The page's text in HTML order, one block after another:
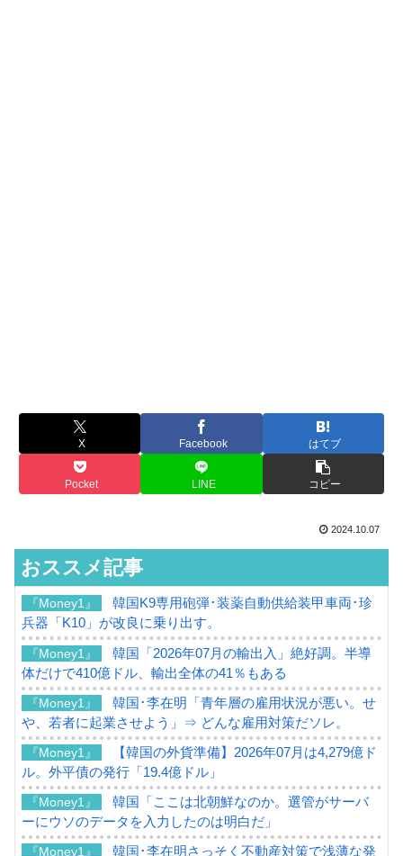
X Facebook はてブ
Pocket LINE コピー
2024.10.07
おススメ記事
『Money1』
韓国K9専用砲弾･装薬自動供給装甲車両･珍
兵器「K10」が改良に乗り出す。
『Money1』
韓国「2026年07月の輸出入」絶好調。半導
体だけで410億ドル、輸出全体の41％もある
『Money1』
韓国･李在明「青年層の雇用状況が悪い。せ
や、若者に起業させよう」⇒ どんな雇用対策だソレ。
『Money1』
【韓国の外貨準備】2026年07月は4,279億ド
ル。外平債の発行「19.4億ドル」
『Money1』
韓国「ここは北朝鮮なのか。選管がサーバ
ーにウソのデータを入力したのは明白だ」
『Money1』
韓国･李在明さっそく不動産対策で浅薄な発